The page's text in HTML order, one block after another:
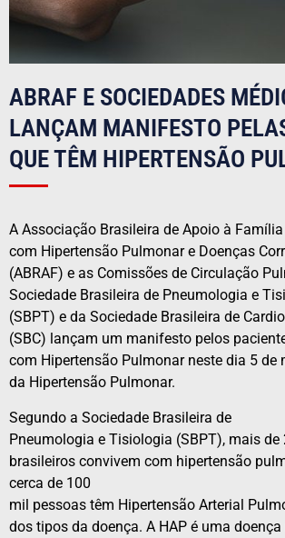
ABRAF E SOCIEDADES
LANÇAM MANIFESTO
QUE TÊM HIPERTENSÃO
A Associação Brasileira de Apoio à Família
com Hipertensão Pulmonar e Doenças
(ABRAF) e as Comissões de Circulação
Sociedade Brasileira de Pneumologia e
(SBPT) e da Sociedade Brasileira de
(SBC) lançam um manifesto pelos
com Hipertensão Pulmonarneste dia 5 de
da Hipertensão Pulmonar.
Segundo a Sociedade Brasileira de
Pneumologia e Tisiologia (SBPT), mais de
brasileiros convivem com hipertensão
cerca de 100
mil pessoas têm Hipertensão Arterial
dos tipos da doença. A HAP é uma doença